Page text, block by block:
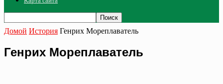
Домой История Генрих Мореплаватель
Генрих Мореплаватель